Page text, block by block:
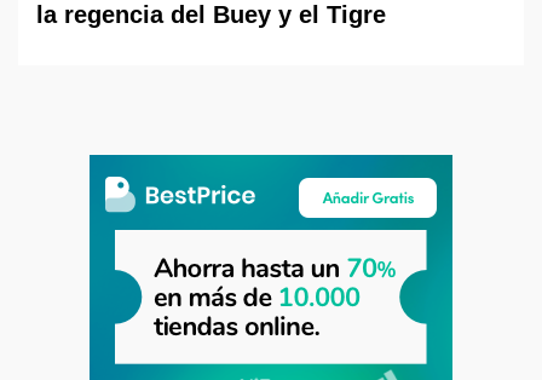
la regencia del Buey y el Tigre